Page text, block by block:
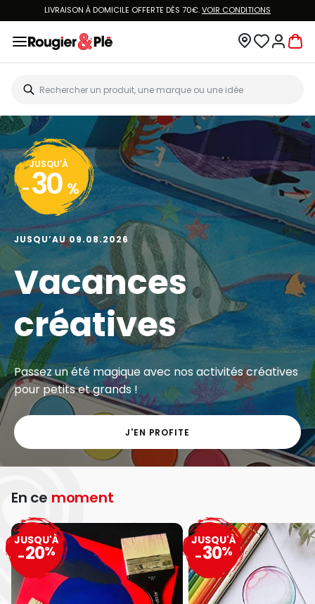
LIVRAISON À DOMICILE OFFERTE DÈS 70€.VOIR CONDITIONS
JUSQU'À
- 30 %
JUSQU’AU 09.08.2026
Vacances
créatives
Passez un été magique avec nos activités créatives
pour petits et grands !
J'EN PROFITE
En ce moment
JUSQU'À
-20%
JUSQU'À
-30%